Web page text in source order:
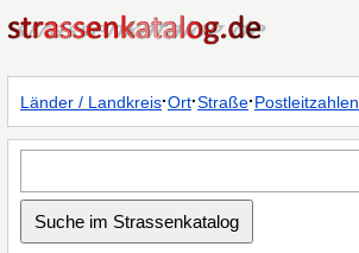
Länder / Landkreis·Ort·Straße·Postleitzahlen